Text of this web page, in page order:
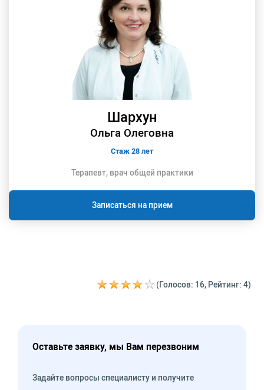
Шархун
Ольга Олеговна
Стаж 28 лет
Терапевт, врач общей практики
Записаться на прием
(Голосов: 16, Рейтинг: 4)
Оставьте заявку, мы Вам перезвоним
Задайте вопросы специалисту и получите